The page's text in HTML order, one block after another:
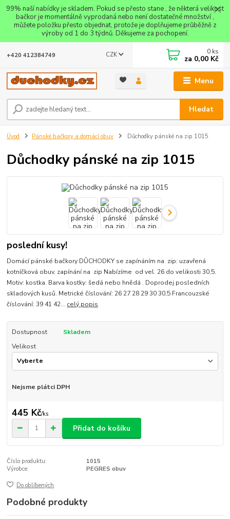
99% naší nabídky je skladem. Pokud se přesto stane , že některá velikost
bačkor je momentálně vyprodaná nebo není dostatečné množství ,
můžete položku přesto objednat, protože je doplňujeme průběžně z
výroby od 1 do 3 týdnů. Děkujeme za pochopení.
Menu
CZK
Hledat
+420 412384749 0 ks
za 0,00 Kč
Úvod Pánské bačkory a domácí obuv Důchodky pánské na zip 1015
Důchodky pánské na zip 1015
poslední kusy!
Domácí pánské bačkory DŮCHODKY se zapínáním na zip: uzavřená
kotníčková obuv, zapínání na zip Nabízíme od vel. 26 do velikosti 30,5.
Motiv: kostka. Barva kostky: šedá nebo hnědá . Doprodej posledních
skladových kusů. Metrické číslování: 26 27 28 29 30 30,5 Francouzské
číslování: 39 41 42... celý popis
Dostupnost
Skladem
Velikost
Nejsme plátci DPH
445 Kč/ks
Přidat do košíku
Číslo produktu:
1015
Výrobce:
PEGRES obuv
Do oblíbených
Podobné produkty